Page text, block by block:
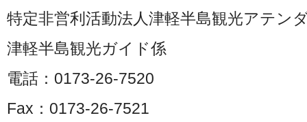
特定非営利活動法人津軽半島観光アテン
津軽半島観光ガイド係
電話：0173-26-7520
Fax：0173-26-7521